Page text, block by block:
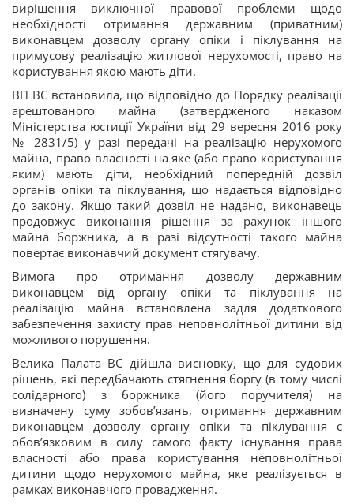
вирішення виключної правової проблеми щодо
необхідності отримання державним (приватним)
виконавцем дозволу органу опіки і піклування на
примусову реалізацію житлової нерухомості, право на
користування якою мають діти.
ВП ВС встановила, що відповідно до Порядку реалізації
арештованого майна (затвердженого наказом
Міністерства юстиції України від 29 вересня 2016 року
№ 2831/5) у разі передачі на реалізацію нерухомого
майна, право власності на яке (або право користування
яким) мають діти, необхідний попередній дозвіл
органів опіки та піклування, що надається відповідно
до закону. Якщо такий дозвіл не надано, виконавець
продовжує виконання рішення за рахунок іншого
майна боржника, а в разі відсутності такого майна
повертає виконавчий документ стягувачу.
Вимога про отримання дозволу державним
виконавцем від органу опіки та піклування на
реалізацію майна встановлена задля додаткового
забезпечення захисту прав неповнолітньої дитини від
можливого порушення.
Велика Палата ВС дійшла висновку, що для судових
рішень, які передбачають стягнення боргу (в тому числі
солідарного) з боржника (його поручителя) на
визначену суму зобов’язань, отримання державним
виконавцем дозволу органу опіки та піклування є
обов’язковим в силу самого факту існування права
власності або права користування неповнолітньої
дитини щодо нерухомого майна, яке реалізується в
рамках виконавчого провадження.